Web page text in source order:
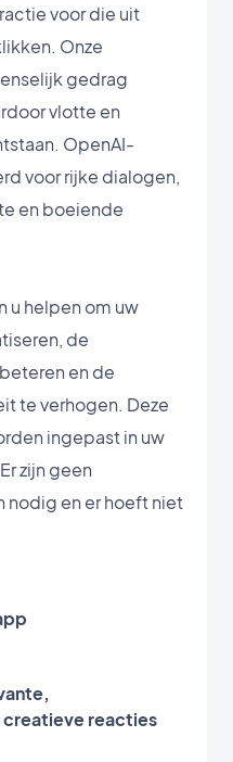
voor die uit
Onze
gedrag
vlotte en
OpenAI-
voor rijke dialogen,
en boeiende
u helpen om uw
de
en de
te verhogen. Deze
ingepast in uw
zijn geen
en er hoeft niet
creatieve reacties